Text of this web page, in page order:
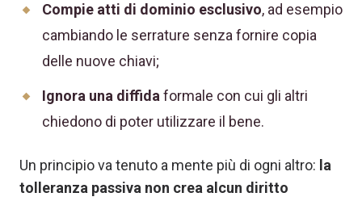
Compie atti di dominio esclusivo, ad esempio
cambiando le serrature senza fornire copia
delle nuove chiavi;
Ignora una diffida formale con cui gli altri
chiedono di poter utilizzare il bene.
Un principio va tenuto a mente più di ogni altro: la
tolleranza passiva non crea alcun diritto